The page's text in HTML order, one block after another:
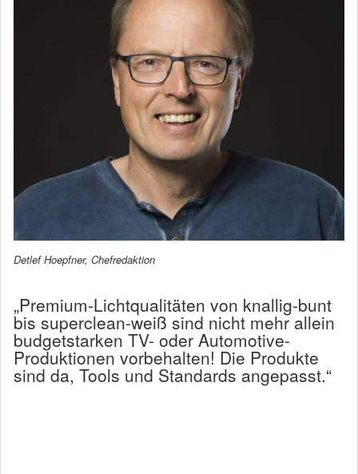
Detlef Hoepfner, Chefredaktion
„Premium-Lichtqualitäten von knallig-bunt
bis superclean-weiß sind nicht mehr allein
budgetstarken TV- oder Automotive-
Produktionen vorbehalten! Die Produkte
sind da, Tools und Standards angepasst.“